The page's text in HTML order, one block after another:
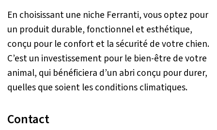
En choisissant une niche Ferranti, vous optez pour
un produit durable, fonctionnel et esthétique,
conçu pour le confort et la sécurité de votre chien.
C’est un investissement pour le bien-être de votre
animal, qui bénéficiera d’un abri conçu pour durer,
quelles que soient les conditions climatiques.
Contact